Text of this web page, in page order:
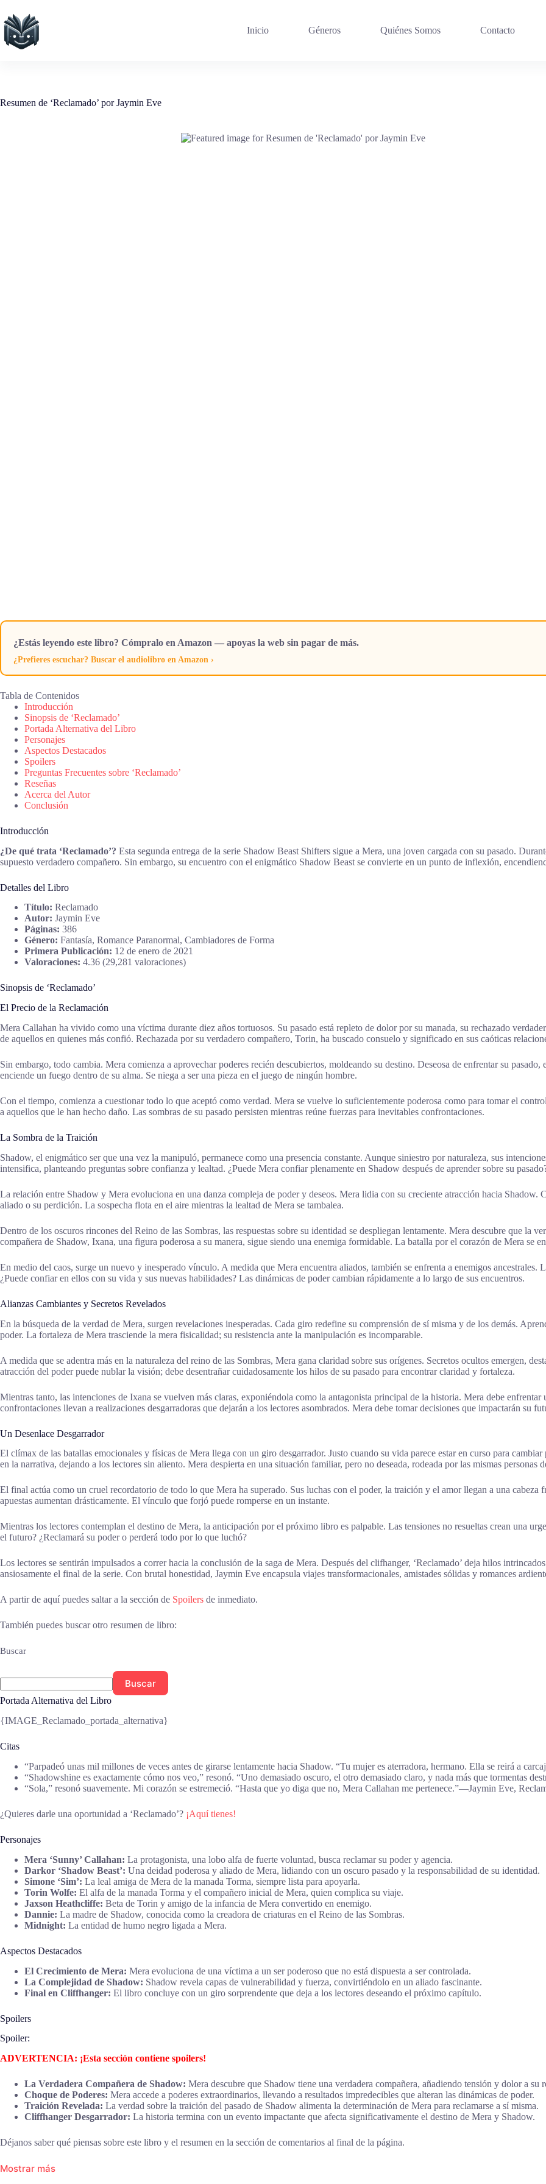
contenido
Inicio Géneros Quiénes Somos Contacto
Resumen de ‘Reclamado’ por Jaymin Eve
¿Estás leyendo este libro? Cómpralo en Amazon — apoyas la web sin pagar de más.
¿Prefieres escuchar? Buscar el audiolibro en Amazon ›
Tabla de Contenidos
Introducción
Sinopsis de ‘Reclamado’
Portada Alternativa del Libro
Personajes
Aspectos Destacados
Spoilers
Preguntas Frecuentes sobre ‘Reclamado’
Reseñas
Acerca del Autor
Conclusión
Introducción
¿De qué trata ‘Reclamado’? Esta segunda entrega de la serie Shadow Beast Shifters sigue a Mera, una joven cargada con su pasado.
supuesto verdadero compañero. Sin embargo, su encuentro con el enigmático Shadow Beast se convierte en un punto de inflexión,
Detalles del Libro
Título: Reclamado
Autor: Jaymin Eve
Páginas: 386
Género: Fantasía, Romance Paranormal, Cambiadores de Forma
Primera Publicación: 12 de enero de 2021
Valoraciones: 4.36 (29,281 valoraciones)
Sinopsis de ‘Reclamado’
El Precio de la Reclamación
Mera Callahan ha vivido como una víctima durante diez años tortuosos. Su pasado está repleto de dolor por su manada, su rechazado
de aquellos en quienes más confió. Rechazada por su verdadero compañero, Torin, ha buscado consuelo y significado en sus caóticas
Sin embargo, todo cambia. Mera comienza a aprovechar poderes recién descubiertos, moldeando su destino. Deseosa de enfrentar su
enciende un fuego dentro de su alma. Se niega a ser una pieza en el juego de ningún hombre.
Con el tiempo, comienza a cuestionar todo lo que aceptó como verdad. Mera se vuelve lo suficientemente poderosa como para tomar el
a aquellos que le han hecho daño. Las sombras de su pasado persisten mientras reúne fuerzas para inevitables confrontaciones.
La Sombra de la Traición
Shadow, el enigmático ser que una vez la manipuló, permanece como una presencia constante. Aunque siniestro por naturaleza, sus
intensifica, planteando preguntas sobre confianza y lealtad. ¿Puede Mera confiar plenamente en Shadow después de aprender sobre su
La relación entre Shadow y Mera evoluciona en una danza compleja de poder y deseos. Mera lidia con su creciente atracción hacia Shadow.
aliado o su perdición. La sospecha flota en el aire mientras la lealtad de Mera se tambalea.
Dentro de los oscuros rincones del Reino de las Sombras, las respuestas sobre su identidad se despliegan lentamente. Mera descubre que la
compañera de Shadow, Ixana, una figura poderosa a su manera, sigue siendo una enemiga formidable. La batalla por el corazón de Mera se
En medio del caos, surge un nuevo y inesperado vínculo. A medida que Mera encuentra aliados, también se enfrenta a enemigos ancestrales.
¿Puede confiar en ellos con su vida y sus nuevas habilidades? Las dinámicas de poder cambian rápidamente a lo largo de sus encuentros.
Alianzas Cambiantes y Secretos Revelados
En la búsqueda de la verdad de Mera, surgen revelaciones inesperadas. Cada giro redefine su comprensión de sí misma y de los demás.
poder. La fortaleza de Mera trasciende la mera fisicalidad; su resistencia ante la manipulación es incomparable.
A medida que se adentra más en la naturaleza del reino de las Sombras, Mera gana claridad sobre sus orígenes. Secretos ocultos emergen,
atracción del poder puede nublar la visión; debe desentrañar cuidadosamente los hilos de su pasado para encontrar claridad y fortaleza.
Mientras tanto, las intenciones de Ixana se vuelven más claras, exponiéndola como la antagonista principal de la historia. Mera debe
confrontaciones llevan a realizaciones desgarradoras que dejarán a los lectores asombrados. Mera debe tomar decisiones que impactarán su
Un Desenlace Desgarrador
El clímax de las batallas emocionales y físicas de Mera llega con un giro desgarrador. Justo cuando su vida parece estar en curso para
en la narrativa, dejando a los lectores sin aliento. Mera despierta en una situación familiar, pero no deseada, rodeada por las mismas personas
El final actúa como un cruel recordatorio de todo lo que Mera ha superado. Sus luchas con el poder, la traición y el amor llegan a una cabeza
apuestas aumentan drásticamente. El vínculo que forjó puede romperse en un instante.
Mientras los lectores contemplan el destino de Mera, la anticipación por el próximo libro es palpable. Las tensiones no resueltas crean una
el futuro? ¿Reclamará su poder o perderá todo por lo que luchó?
Los lectores se sentirán impulsados a correr hacia la conclusión de la saga de Mera. Después del clifhanger, ‘Reclamado’ deja hilos
ansiosamente el final de la serie. Con brutal honestidad, Jaymin Eve encapsula viajes transformacionales, amistades sólidas y romances
A partir de aquí puedes saltar a la sección de Spoilers de inmediato.
También puedes buscar otro resumen de libro:
Buscar
Buscar
Portada Alternativa del Libro
{IMAGE_Reclamado_portada_alternativa}
Citas
“Parpadeó unas mil millones de veces antes de girarse lentamente hacia Shadow. “Tu mujer es aterradora, hermano. Ella se reirá a
“Shadowshine es exactamente cómo nos veo,” resonó. “Uno demasiado oscuro, el otro demasiado claro, y nada más que tormentas
“Sola,” resonó suavemente. Mi corazón se estremeció. “Hasta que yo diga que no, Mera Callahan me pertenece.”―Jaymin Eve,
¿Quieres darle una oportunidad a ‘Reclamado’? ¡Aquí tienes!
Personajes
Mera ‘Sunny’ Callahan: La protagonista, una lobo alfa de fuerte voluntad, busca reclamar su poder y agencia.
Darkor ‘Shadow Beast’: Una deidad poderosa y aliado de Mera, lidiando con un oscuro pasado y la responsabilidad de su identidad.
Simone ‘Sim’: La leal amiga de Mera de la manada Torma, siempre lista para apoyarla.
Torin Wolfe: El alfa de la manada Torma y el compañero inicial de Mera, quien complica su viaje.
Jaxson Heathcliffe: Beta de Torin y amigo de la infancia de Mera convertido en enemigo.
Dannie: La madre de Shadow, conocida como la creadora de criaturas en el Reino de las Sombras.
Midnight: La entidad de humo negro ligada a Mera.
Aspectos Destacados
El Crecimiento de Mera: Mera evoluciona de una víctima a un ser poderoso que no está dispuesta a ser controlada.
La Complejidad de Shadow: Shadow revela capas de vulnerabilidad y fuerza, convirtiéndolo en un aliado fascinante.
Final en Cliffhanger: El libro concluye con un giro sorprendente que deja a los lectores deseando el próximo capítulo.
Spoilers
Spoiler:
ADVERTENCIA: ¡Esta sección contiene spoilers!
La Verdadera Compañera de Shadow: Mera descubre que Shadow tiene una verdadera compañera, añadiendo tensión y dolor a su
Choque de Poderes: Mera accede a poderes extraordinarios, llevando a resultados impredecibles que alteran las dinámicas de poder.
Traición Revelada: La verdad sobre la traición del pasado de Shadow alimenta la determinación de Mera para reclamarse a sí misma.
Cliffhanger Desgarrador: La historia termina con un evento impactante que afecta significativamente el destino de Mera y Shadow.
Déjanos saber qué piensas sobre este libro y el resumen en la sección de comentarios al final de la página.
Mostrar más